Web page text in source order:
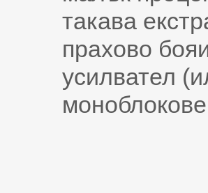
такава
прахово
усилвател